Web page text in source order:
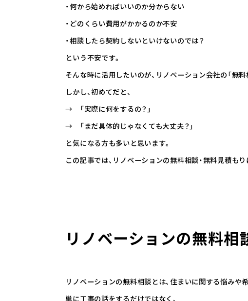
・何から始めればいいのか分からない
・どのくらい費用がかかるのか不安
・相談したら契約しないといけないのでは？
という不安です。
そんな時に活用したいのが、リノベーション会社の「無料
しかし、初めてだと、
→ 「実際に何をするの？」
→ 「まだ具体的じゃなくても大丈夫？」
と気になる方も多いと思います。
この記事では、リノベーションの無料相談・無料見積も
リノベーションの無料相
リノベーションの無料相談とは、住まいに関する悩みや
単に工事の話をするだけではなく、